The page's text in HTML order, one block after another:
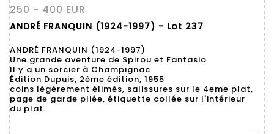
250 - 400 EUR
ANDRÉ FRANQUIN (1924-1997) - Lot 237
ANDRÉ FRANQUIN (1924-1997)
Une grande aventure de Spirou et Fantasio
Il y a un sorcier à Champignac
Édition Dupuis, 2ème édition, 1955
coins légèrement élimés, salissures sur le 4eme plat,
page de garde pliée, étiquette collée sur l'intérieur
du plat.